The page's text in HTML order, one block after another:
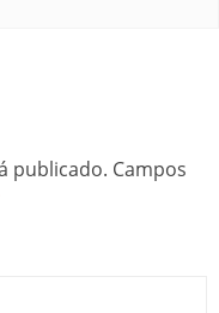
publicado. Campos